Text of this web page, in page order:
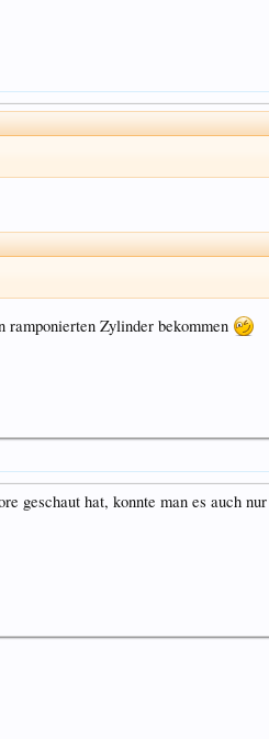
ramponierten Zylinder bekommen
geschaut hat, konnte man es auch